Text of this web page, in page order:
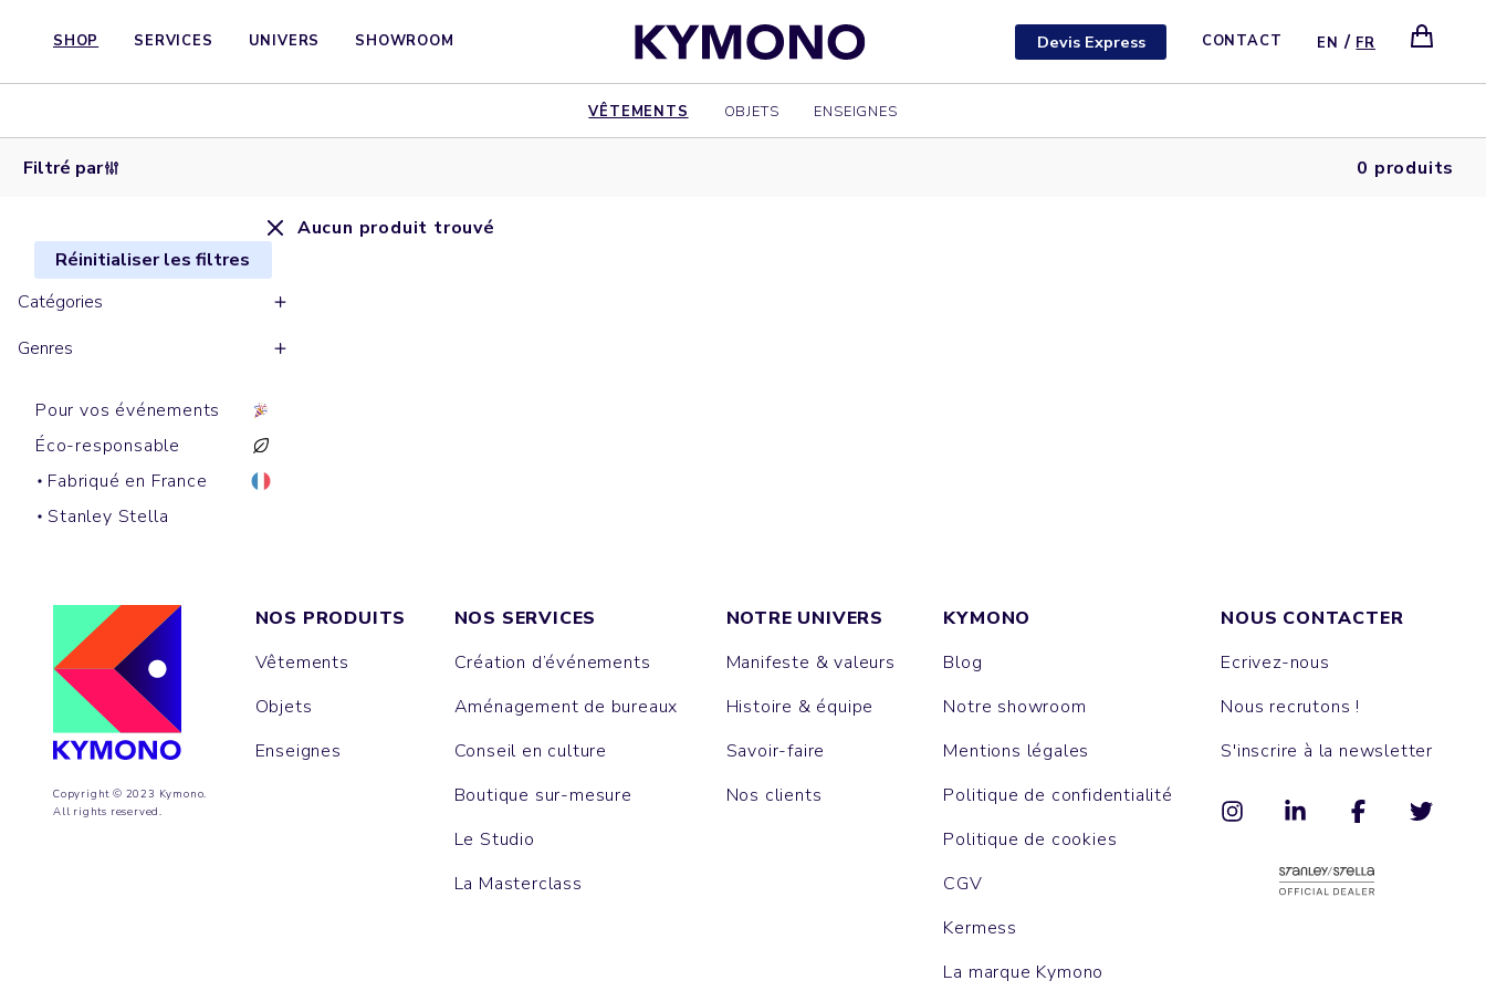
SHOP SERVICES UNIVERS SHOWROOM Devis Express CONTACT EN / FR
VÊTEMENTS OBJETS ENSEIGNES
Filtré par 0 produits
Réinitialiser les filtres
Catégories
Genres
Pour vos événements
Éco-responsable
Fabriqué en France
Stanley Stella
Aucun produit trouvé
Copyright © 2023 Kymono.
All rights reserved.
NOS PRODUITS
Vêtements
Objets
Enseignes
NOS SERVICES
Création d’événements
Aménagement de bureaux
Conseil en culture
Boutique sur-mesure
Le Studio
La Masterclass
NOTRE UNIVERS
Manifeste & valeurs
Histoire & équipe
Savoir-faire
Nos clients
KYMONO
Blog
Notre showroom
Mentions légales
Politique de confidentialité
Politique de cookies
CGV
Kermess
La marque Kymono
NOUS CONTACTER
Ecrivez-nous
Nous recrutons !
S'inscrire à la newsletter